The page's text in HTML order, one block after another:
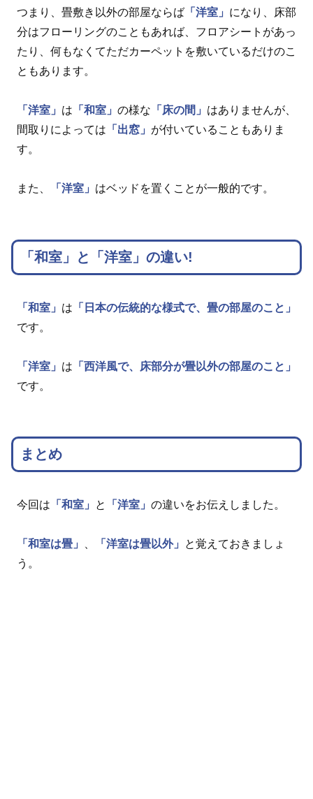
つまり、畳敷き以外の部屋ならば 「洋室」 になり、床部
分はフローリングのこともあれば、フロアシートがあっ
たり、何もなくてただカーペットを敷いているだけのこ
ともあります。
「洋室」 は 「和室」 の様な 「床の間」 はありませんが、
間取りによっては 「出窓」 が付いていることもありま
す。
また、 「洋室」 はベッドを置くことが一般的です。
「和室」と「洋室」の違い!
「和室」 は 「日本の伝統的な様式で、畳の部屋のこと」
です。
「洋室」 は 「西洋風で、床部分が畳以外の部屋のこと」
です。
まとめ
今回は 「和室」 と 「洋室」 の違いをお伝えしました。
「和室は畳」 「洋室は畳以外」
と覚えておきましょ
う。